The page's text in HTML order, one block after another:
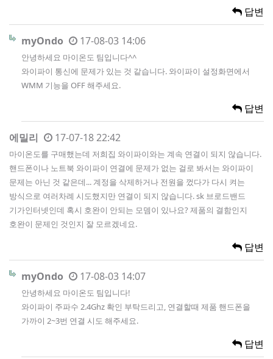
답변
myOndo 17-08-03 14:06
안녕하세요 마이온도 팀입니다^^
와이파이 통신에 문제가 있는 것 같습니다. 와이파이 설정화면에서
WMM 기능을 OFF 해주세요.
답변
에밀리 17-07-18 22:42
마이온도를 구매했는데 저희집 와이파이와는 계속 연결이 되지 않습니다.
핸드폰이나 노트북 와이파이 연결에 문제가 없는 걸로 봐서는 와이파이
문제는 아닌 것 같은데... 계정을 삭제하거나 전원을 껐다가 다시 켜는
방식으로 여러차례 시도했지만 연결이 되지 않습니다. sk 브로드밴드
기가인터넷인데 혹시 호완이 안되는 모뎀이 있나요? 제품의 결함인지
호완이 문제인 것인지 잘 모르겠네요.
답변
myOndo 17-08-03 14:07
안녕하세요 마이온도 팀입니다!
와이파이 주파수 2.4Ghz 확인 부탁드리고, 연결할때 제품 핸드폰을
가까이 2~3번 연결 시도 해주세요.
답변